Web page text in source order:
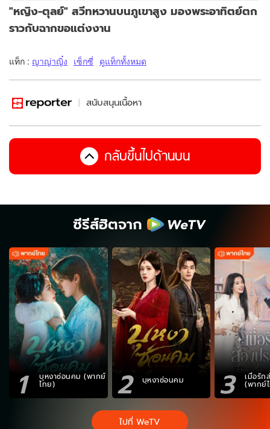
"หญิง-ตุลย์" สวีทหวานบนภูเขาสูง มองพระอาทิตย์ตก
ราวกับฉากขอแต่งงาน
แท็ก : ญาญ่าญิ๋ง เซ็กซี่ ดูแท็กทั้งหมด
สนับสนุนเนื้อหา
กลับขึ้นไปด้านบน
ซีรีส์ฮิตจาก
1 บุหงาซ่อนคม (พากย์
ไทย) 2 บุหงาซ่อนคม 3 เมื่อรัก
(พากย์
ไปที่ WeTV